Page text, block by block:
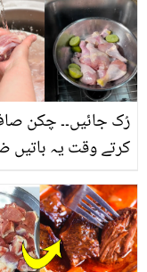
بنانے کے چند
رُک جائیں۔۔ چکن
کرتے وقت یہ باتیں